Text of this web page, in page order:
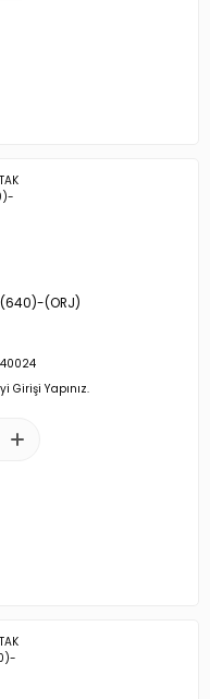
(640)-(ORJ)
Girişi Yapınız.